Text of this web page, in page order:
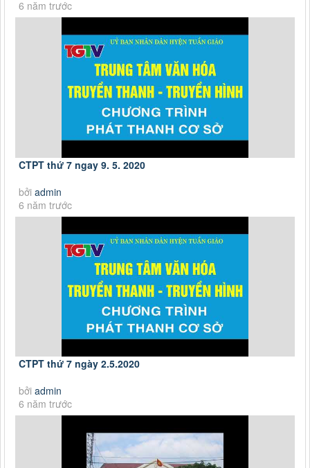
6 năm trước
CTPT thứ 7 ngay 9. 5. 2020
bởi admin
6 năm trước
CTPT thứ 7 ngày 2.5.2020
bởi admin
6 năm trước